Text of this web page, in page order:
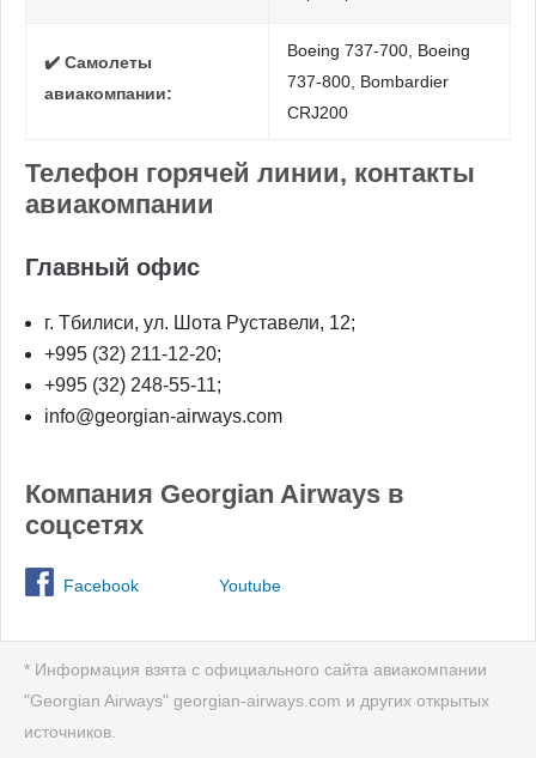
✔️ Самолеты
авиакомпании:
Boeing 737-700, Boeing
737-800, Bombardier
CRJ200
Телефон горячей линии, контакты
авиакомпании
Главный офис
г. Тбилиси, ул. Шота Руставели, 12;
+995 (32) 211-12-20;
+995 (32) 248-55-11;
info@georgian-airways.com
Компания Georgian Airways в
соцсетях
Facebook Youtube
* Информация взята с официального сайта авиакомпании
"Georgian Airways" georgian-airways.com и других открытых
источников.